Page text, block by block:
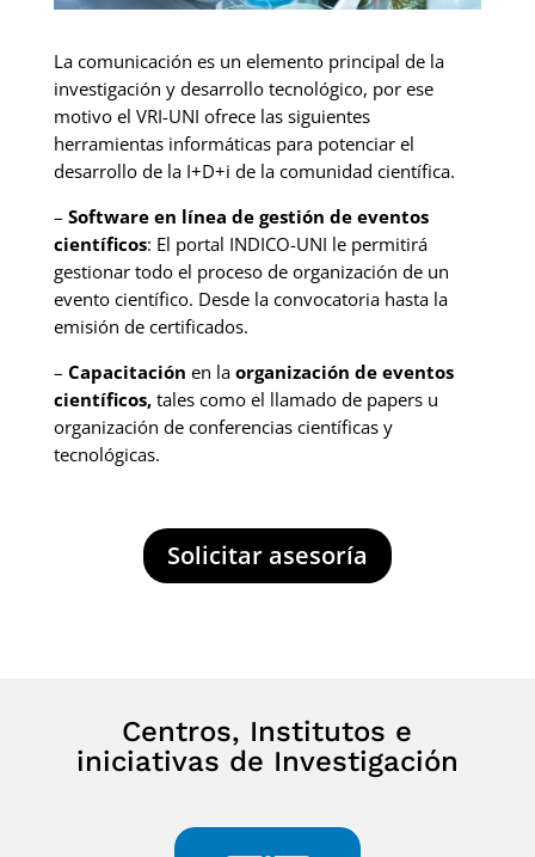
La comunicación es un elemento principal de la
investigación y desarrollo tecnológico, por ese
motivo el VRI-UNI ofrece las siguientes
herramientas informáticas para potenciar el
desarrollo de la I+D+i de la comunidad científica.
– Software en línea de gestión de eventos
científicos: El portal INDICO-UNI le permitirá
gestionar todo el proceso de organización de un
evento científico. Desde la convocatoria hasta la
emisión de certificados.
– Capacitación en laorganización de eventos
científicos, tales como el llamado de papers u
organización de conferencias científicas y
tecnológicas.
Solicitar asesoría
Centros, Institutos e
iniciativas de Investigación